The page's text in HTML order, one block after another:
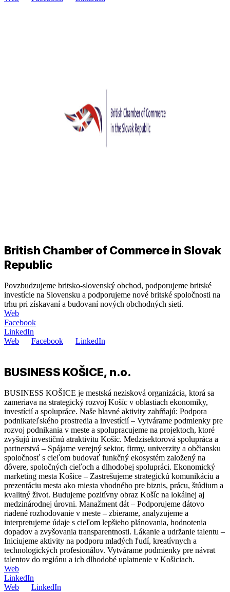
British Chamber of Commerce in Slovak
Republic
Povzbudzujeme britsko-slovenský obchod, podporujeme britské
investície na Slovensku a podporujeme nové britské spoločnosti na
trhu pri získavaní a budovaní nových obchodných sietí.
Web
Facebook
LinkedIn
Web
Facebook LinkedIn
BUSINESS KOŠICE, n.o.
BUSINESS KOŠICE je mestská nezisková organizácia, ktorá sa
zameriava na strategický rozvoj Košíc v oblastiach ekonomiky,
investícií a spolupráce. Naše hlavné aktivity zahŕňajú: Podpora
podnikateľského prostredia a investícií – Vytvárame podmienky pre
rozvoj podnikania v meste a spolupracujeme na projektoch, ktoré
zvyšujú investičnú atraktivitu Košíc. Medzisektorová spolupráca a
partnerstvá – Spájame verejný sektor, firmy, univerzity a občiansku
spoločnosť s cieľom budovať funkčný ekosystém založený na
dôvere, spoločných cieľoch a dlhodobej spolupráci. Ekonomický
marketing mesta Košice – Zastrešujeme strategickú komunikáciu a
prezentáciu mesta ako miesta vhodného pre biznis, prácu, štúdium a
kvalitný život. Budujeme pozitívny obraz Košíc na lokálnej aj
medzinárodnej úrovni. Manažment dát – Podporujeme dátovo
riadené rozhodovanie v meste – zbierame, analyzujeme a
interpretujeme údaje s cieľom lepšieho plánovania, hodnotenia
dopadov a zvyšovania transparentnosti. Lákanie a udržanie talentu –
Iniciujeme aktivity na podporu mladých ľudí, kreatívnych a
technologických profesionálov. Vytvárame podmienky pre návrat
talentov do regiónu a ich dlhodobé uplatnenie v Košiciach.
Web
LinkedIn
Web
LinkedIn